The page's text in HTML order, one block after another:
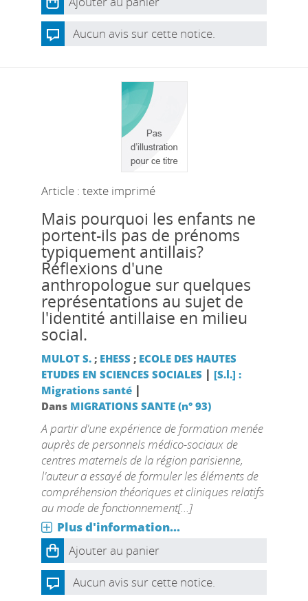
Aucun avis sur cette notice.
Article : texte imprimé
Mais pourquoi les enfants ne
portent-ils pas de prénoms
typiquement antillais?
Réflexions d'une
anthropologue sur quelques
représentations au sujet de
l'identité antillaise en milieu
social.
MULOT S.; EHESS; ECOLE DES HAUTES
ETUDES EN SCIENCES SOCIALES | [S.l.] :
Migrations santé|
Dans MIGRATIONS SANTE (n° 93)
A partir d'une expérience de formation menée
auprès de personnels médico-sociaux de
centres maternels de la région parisienne,
l'auteur a essayé de formuler les éléments de
compréhension théoriques et cliniques relatifs
au mode de fonctionnement[...]
Plus d'information...
Ajouter au panier
Aucun avis sur cette notice.